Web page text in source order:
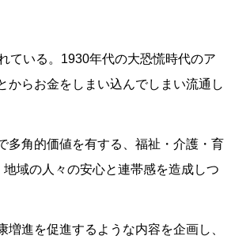
ている。1930年代の大恐慌時代のア
からお金をしまい込んでしまい流通し
多角的価値を有する、福祉・介護・育
域の人々の安心と連帯感を造成しつ
進を促進するような内容を企画し、